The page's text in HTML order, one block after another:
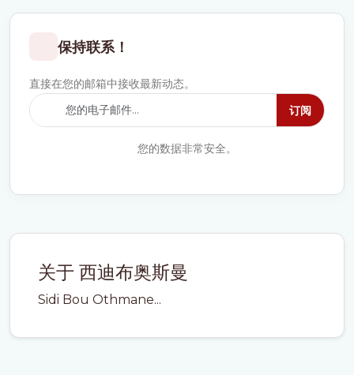
关于 西迪布奥斯曼
Sidi Bou Othmane...
保持联系！
直接在您的邮箱中接收最新动态。
订阅
您的数据非常安全。